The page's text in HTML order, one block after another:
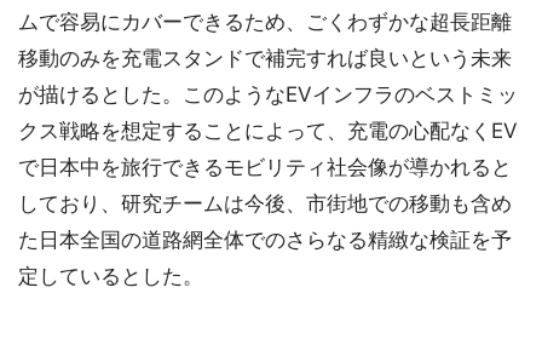
ムで容易にカバーできるため、ごくわずかな超長距離
移動のみを充電スタンドで補完すれば良いという未来
が描けるとした。このようなEVインフラのベストミッ
クス戦略を想定することによって、充電の心配なくEV
で日本中を旅行できるモビリティ社会像が導かれると
しており、研究チームは今後、市街地での移動も含め
た日本全国の道路網全体でのさらなる精緻な検証を予
定しているとした。